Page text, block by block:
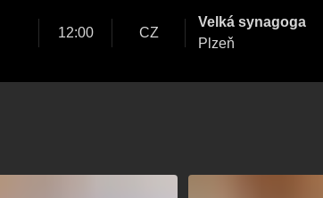
12:00 CZ
Velká synagoga
Plzeň